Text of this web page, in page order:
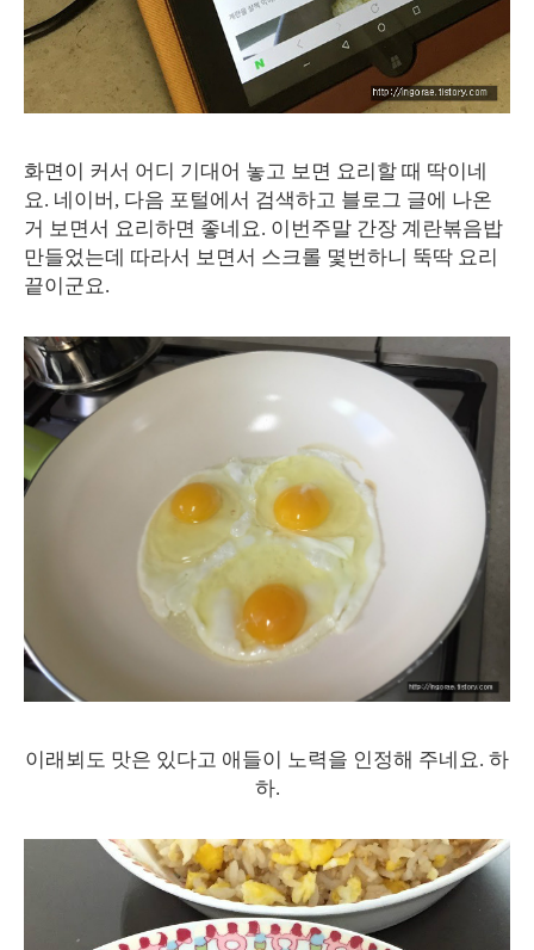
화면이 커서 어디 기대어 놓고 보면 요리할 때 딱이네
요. 네이버, 다음 포털에서 검색하고 블로그 글에 나온
거 보면서 요리하면 좋네요. 이번주말 간장 계란볶음밥
만들었는데 따라서 보면서 스크롤 몇번하니 뚝딱 요리
끝이군요.
이래뵈도 맛은 있다고 애들이 노력을 인정해 주네요. 하
하.